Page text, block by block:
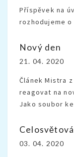
Příspěvek na
rozhodujeme
Nový den
21. 04. 2020
Článek Mistra
reagovat na
Jako soubor
03. 04. 2020